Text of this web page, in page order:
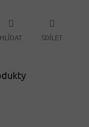
HLÍDAT SDÍLET